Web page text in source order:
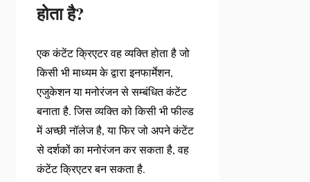
होता है?
एक कंटेंट क्रिएटर वह व्यक्ति होता है जो
किसी भी माध्यम के द्वारा इनफार्मेशन,
एजुकेशन या मनोरंजन से सम्बंधित कंटेंट
बनाता है. जिस व्यक्ति को किसी भी फील्ड
में अच्छी नॉलेज है, या फिर जो अपने कंटेंट
से दर्शकों का मनोरंजन कर सकता है, वह
कंटेंट क्रिएटर बन सकता है.